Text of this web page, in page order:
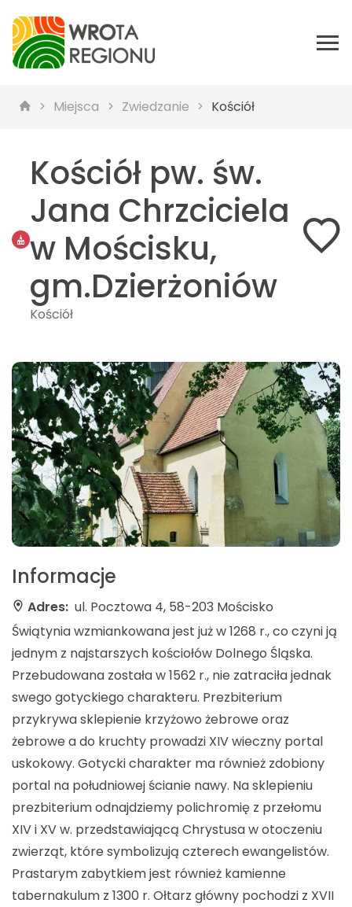
Miejsca Zwiedzanie Kościół
Kościół pw. św.
Jana Chrzciciela
w Mościsku,
gm.Dzierżoniów
Kościół
Informacje
Adres: ul. Pocztowa 4, 58-203 Mościsko
Świątynia wzmiankowana jest już w 1268 r., co czyni ją
jednym z najstarszych kościołów Dolnego Śląska.
Przebudowana została w 1562 r., nie zatraciła jednak
swego gotyckiego charakteru. Prezbiterium
przykrywa sklepienie krzyżowo żebrowe oraz
żebrowe a do kruchty prowadzi XIV wieczny portal
uskokowy. Gotycki charakter ma również zdobiony
portal na południowej ścianie nawy. Na sklepieniu
prezbiterium odnajdziemy polichromię z przełomu
XIV i XV w. przedstawiającą Chrystusa w otoczeniu
zwierząt, które symbolizują czterech ewangelistów.
Prastarym zabytkiem jest również kamienne
tabernakulum z 1300 r. Ołtarz główny pochodzi z XVII